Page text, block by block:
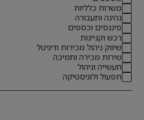
משרות כלליות
נהיגה ותעבורה
פיננסים וכספים
רכש וקניינות
שיווק ניהול מכירות ודיגיטל
שירות מכירה ותמיכה
תעשייה וניהול
תפעול ולוגיסטיקה